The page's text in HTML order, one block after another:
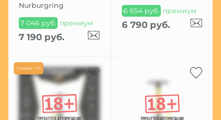
Nurburgring
7 046 руб. премиум
7 190 руб.
6 654 руб. премиум
6 790 руб.
Скидка -7%